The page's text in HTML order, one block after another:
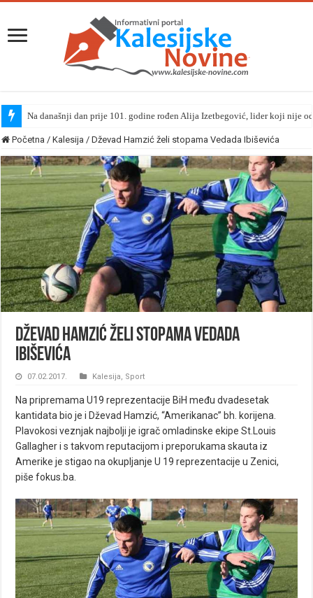
Na današnji dan prije 101. godine rođen Alija Izetbegović, lider koji nije
Početna / Kalesija / Dževad Hamzić želi stopama Vedada Ibiševića
Dževad Hamzić želi stopama Vedada
Ibiševića
07.02.2017. Kalesija, Sport
Na pripremama U19 reprezentacije BiH među dvadesetak
kantidata bio je i Dževad Hamzić, “Amerikanac” bh. korijena.
Plavokosi veznjak najbolji je igrač omladinske ekipe St.Louis
Gallagher i s takvom reputacijom i preporukama skauta iz
Amerike je stigao na okupljanje U 19 reprezentacije u Zenici,
piše fokus.ba.